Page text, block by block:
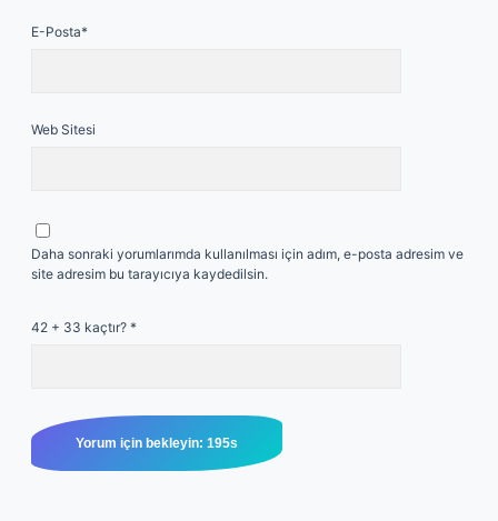
E-Posta*
Web Sitesi
Daha sonraki yorumlarımda kullanılması için adım, e-posta adresim ve
site adresim bu tarayıcıya kaydedilsin.
42 + 33 kaçtır? *